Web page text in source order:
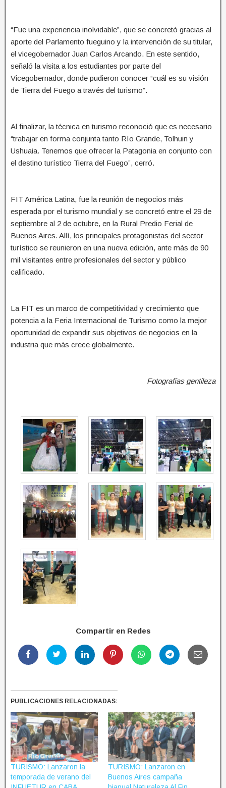
“Fue una experiencia inolvidable”, que se concretó gracias al
aporte del Parlamento fueguino y la intervención de su titular,
el vicegobernador Juan Carlos Arcando. En este sentido,
señaló la visita a los estudiantes por parte del
Vicegobernador, donde pudieron conocer “cuál es su visión
de Tierra del Fuego a través del turismo”.
Al finalizar, la técnica en turismo reconoció que es necesario
“trabajar en forma conjunta tanto Río Grande, Tolhuin y
Ushuaia. Tenemos que ofrecer la Patagonia en conjunto con
el destino turístico Tierra del Fuego”, cerró.
FIT América Latina, fue la reunión de negocios más
esperada por el turismo mundial y se concretó entre el 29 de
septiembre al 2 de octubre, en la Rural Predio Ferial de
Buenos Aires. Allí, los principales protagonistas del sector
turístico se reunieron en una nueva edición, ante más de 90
mil visitantes entre profesionales del sector y público
calificado.
La FIT es un marco de competitividad y crecimiento que
potencia a la Feria Internacional de Turismo como la mejor
oportunidad de expandir sus objetivos de negocios en la
industria que más crece globalmente.
Fotografías gentileza
Compartir en Redes
PUBLICACIONES RELACIONADAS:
TURISMO: Lanzaron la
temporada de verano del
TURISMO: Lanzaron en
Buenos Aires campaña